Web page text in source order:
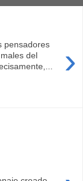
›
pensadores
del